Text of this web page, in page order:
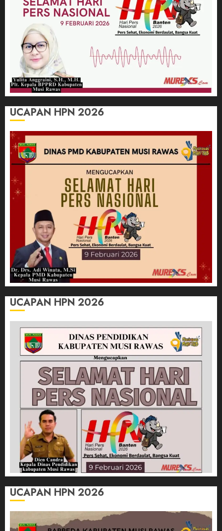
UCAPAN HPN 2026
UCAPAN HPN 2026
UCAPAN HPN 2026